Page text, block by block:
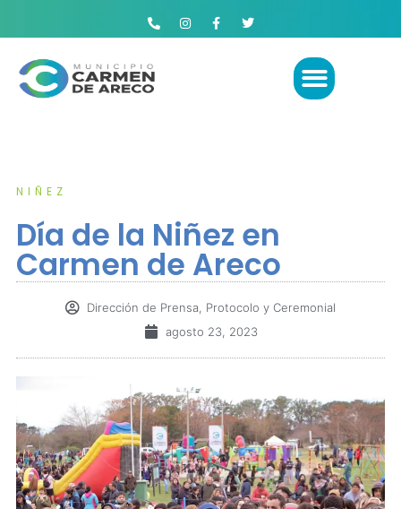
NIÑEZ
Día de la Niñez en
Carmen de Areco
Dirección de Prensa, Protocolo y Ceremonial
agosto 23, 2023